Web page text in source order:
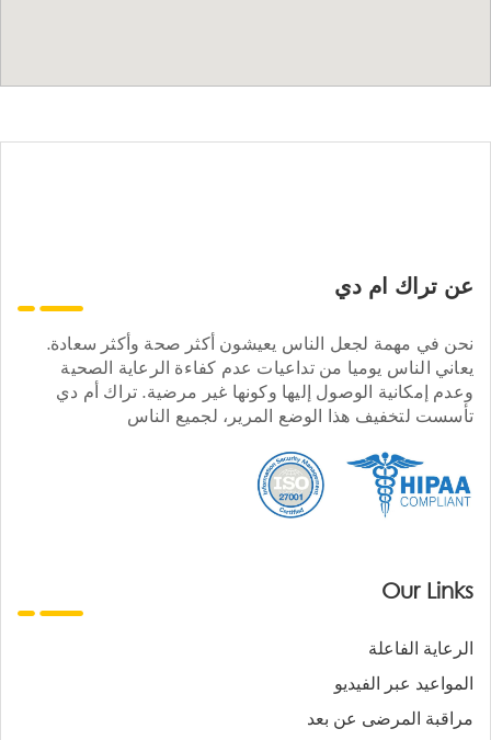
عن تراك ام دي
نحن في مهمة لجعل الناس يعيشون أكثر صحة وأكثر سعادة.
يعاني الناس يوميا من تداعيات عدم كفاءة الرعاية الصحية
وعدم إمكانية الوصول إليها وكونها غير مرضية. تراك أم دي
تأسست لتخفيف هذا الوضع المرير، لجميع الناس
Our Links
الرعاية الفاعلة
المواعيد عبر الفيديو
مراقبة المرضى عن بعد